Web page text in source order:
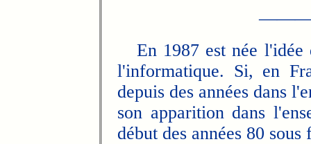
En 1987 est née l'idée
l'informatique. Si, en
depuis des années dans
son apparition dans
début des années 80